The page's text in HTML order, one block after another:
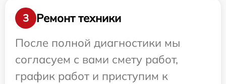
3
Ремонт техники
После полной диагностики мы
согласуем с вами смету работ,
график работ и приступим к